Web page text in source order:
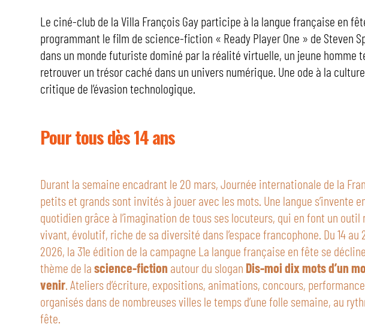
Le ciné-club de la Villa François Gay participe à la langue française en
programmant le film de science-fiction « Ready Player One » de Steven
dans un monde futuriste dominé par la réalité virtuelle, un jeune homme
retrouver un trésor caché dans un univers numérique. Une ode à la
critique de l’évasion technologique.
Pour tous dès 14 ans
Durant la semaine encadrant le 20 mars, Journée internationale de la
petits et grands sont invités à jouer avec les mots. Une langue s’invente
quotidien grâce à l’imagination de tous ses locuteurs, qui en font un outil
vivant, évolutif, riche de sa diversité dans l’espace francophone. Du 14 au
2026, la 31e édition de la campagne La langue française en fête se
thème de lascience-fiction autour du slogan Dis-moi dix mots d’un
venir . Ateliers d’écriture, expositions, animations, concours,
organisés dans de nombreuses villes le temps d’une folle semaine, au
fête.